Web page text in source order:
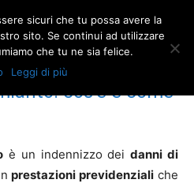
amianto
Assistenza legale vittime
cos’è e come funziona
cos’è e come
è un indennizzo deidanni di
prestazioni previdenziali che
sicuri che tu possa avere la
sito. Se continui ad utilizzare
che tu ne sia felice.
Leggi di più